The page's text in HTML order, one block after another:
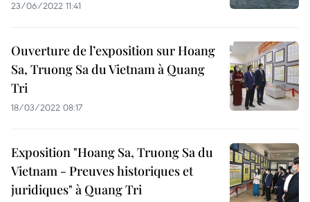
23/06/2022 11:41
Ouverture de l’exposition sur Hoang
Sa, Truong Sa du Vietnam à Quang
Tri
18/03/2022 08:17
Exposition "Hoang Sa, Truong Sa du
Vietnam - Preuves historiques et
juridiques" à Quang Tri